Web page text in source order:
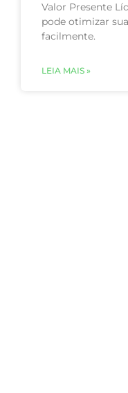
Valor Presente
pode otimizar
facilmente.
LEIA MAIS »